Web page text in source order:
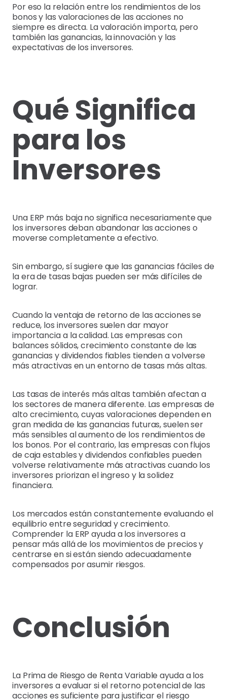
Por eso la relación entre los rendimientos de los
bonos y las valoraciones de las acciones no
siempre es directa. La valoración importa, pero
también las ganancias, la innovación y las
expectativas de los inversores.
Qué Significa
para los
Inversores
Una ERP más baja no significa necesariamente que
los inversores deban abandonar las acciones o
moverse completamente a efectivo.
Sin embargo, sí sugiere que las ganancias fáciles de
la era de tasas bajas pueden ser más difíciles de
lograr.
Cuando la ventaja de retorno de las acciones se
reduce, los inversores suelen dar mayor
importancia a la calidad. Las empresas con
balances sólidos, crecimiento constante de las
ganancias y dividendos fiables tienden a volverse
más atractivas en un entorno de tasas más altas.
Las tasas de interés más altas también afectan a
los sectores de manera diferente. Las empresas de
alto crecimiento, cuyas valoraciones dependen en
gran medida de las ganancias futuras, suelen ser
más sensibles al aumento de los rendimientos de
los bonos. Por el contrario, las empresas con flujos
de caja estables y dividendos confiables pueden
volverse relativamente más atractivas cuando los
inversores priorizan el ingreso y la solidez
financiera.
Los mercados están constantemente evaluando el
equilibrio entre seguridad y crecimiento.
Comprender la ERP ayuda a los inversores a
pensar más allá de los movimientos de precios y
centrarse en si están siendo adecuadamente
compensados por asumir riesgos.
Conclusión
La Prima de Riesgo de Renta Variable ayuda a los
inversores a evaluar si el retorno potencial de las
acciones es suficiente para justificar el riesgo